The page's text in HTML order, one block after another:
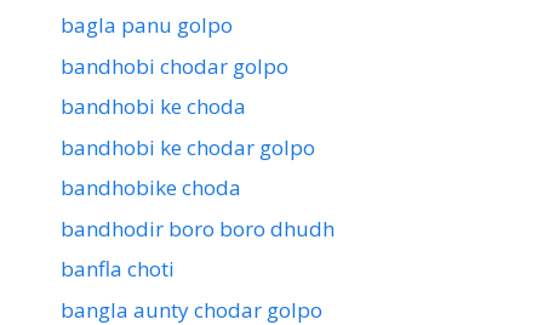
bagla panu golpo
bandhobi chodar golpo
bandhobi ke choda
bandhobi ke chodar golpo
bandhobike choda
bandhodir boro boro dhudh
banfla choti
bangla aunty chodar golpo